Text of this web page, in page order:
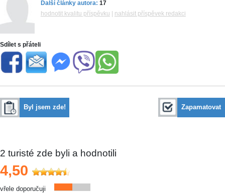
Další články autora: 17
hodnotit kvalitu příspěvku
nahlásit příspěvek redakci
Sdílet s přáteli
Byl jsem zde! Zapamatovat
2 turisté zde byli a hodnotili
4,50
vřele doporučuji